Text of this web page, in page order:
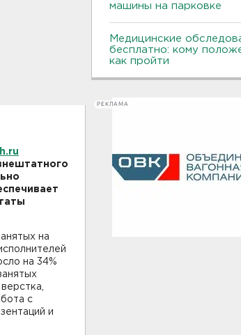
на
на 34%
с
и
машины на парковке
Медицинские
бесплатно: кому
как пройти
РЕКЛАМА